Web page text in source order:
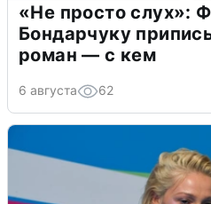
«Не просто слух»:
Бондарчуку
роман — с кем
6 августа 62